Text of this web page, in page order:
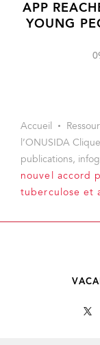
APP
YOUNG
Accueil
l’ONUSIDA
publications,
nouvel accord
tuberculose et